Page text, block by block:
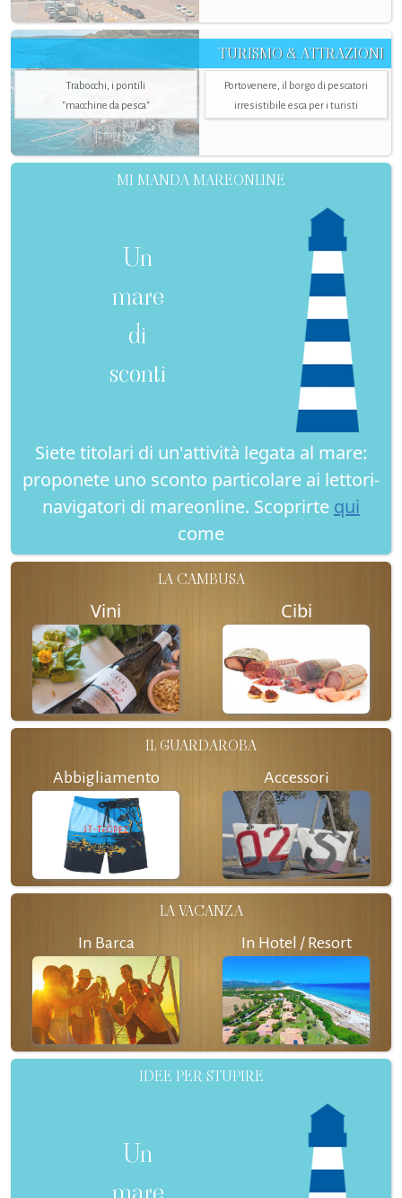
TURISMO & ATTRAZIONI
Trabocchi, i pontili
"macchine da pesca"
Portovenere, il borgo di pescatori
irresistibile esca per i turisti
MI MANDA MAREONLINE
Un
mare
di
sconti
Siete titolari di un'attività legata al mare:
proponete uno sconto particolare ai lettori-
navigatori di mareonline. Scoprirte qui
come
LA CAMBUSA
Vini Cibi
IL GUARDAROBA
Abbigliamento Accessori
LA VACANZA
In Barca In Hotel / Resort
IDEE PER STUPIRE
Un